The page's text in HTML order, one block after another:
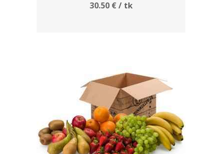
30.50 €/ tk